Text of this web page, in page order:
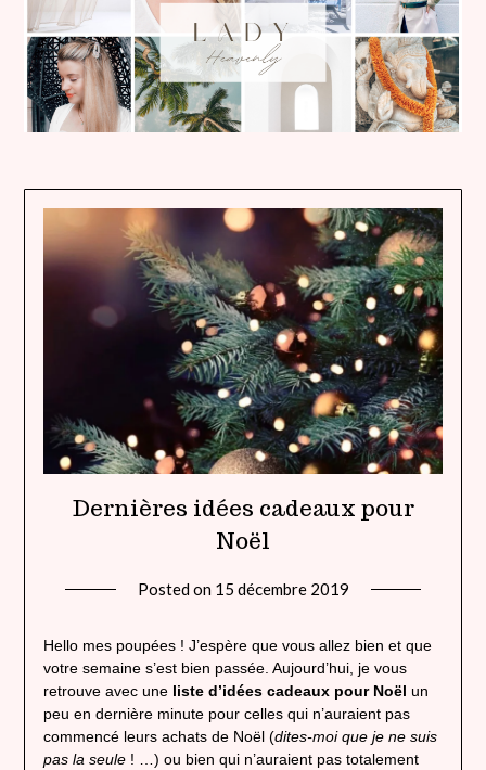
Dernières idées cadeaux pour
Noël
Posted on 15 décembre 2019
heavenly
Hello mes poupées ! J’espère que vous allez bien et que
votre semaine s’est bien passée. Aujourd’hui, je vous
retrouve avec une liste d’idées cadeaux pour Noël un
peu en dernière minute pour celles qui n’auraient pas
commencé leurs achats de Noël (dites-moi que je ne suis
pas la seule! …) ou bien qui n’auraient pas totalement